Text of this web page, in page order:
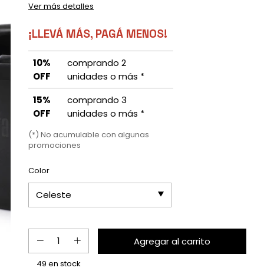
Ver más detalles
¡LLEVÁ MÁS, PAGÁ MENOS!
10%
OFF
comprando 2
unidades o más *
15%
OFF
comprando 3
unidades o más *
(*) No acumulable con algunas
promociones
Color
49 en stock